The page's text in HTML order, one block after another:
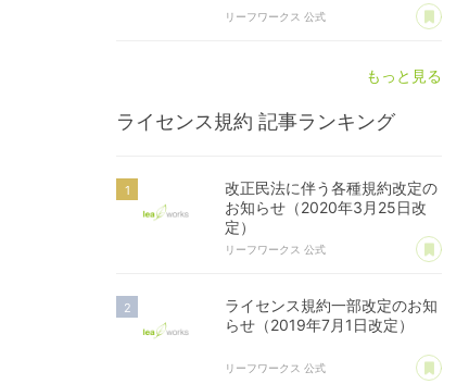
リーフワークス 公式 あ
もっと見る
ライセンス規約 記事ランキング
改正民法に伴う各種規約改定の
お知らせ（2020年3月25日改
定）
リーフワークス 公式 あ
ライセンス規約一部改定のお知
らせ（2019年7月1日改定）
リーフワークス 公式 あ